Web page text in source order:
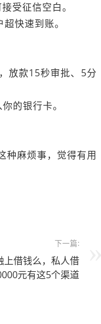
受征信空白。
快速到账。
放款15秒审批、5分
的银行卡。
种麻烦事，觉得有用
下一篇:
上借钱么，私人借
元有这5个渠道